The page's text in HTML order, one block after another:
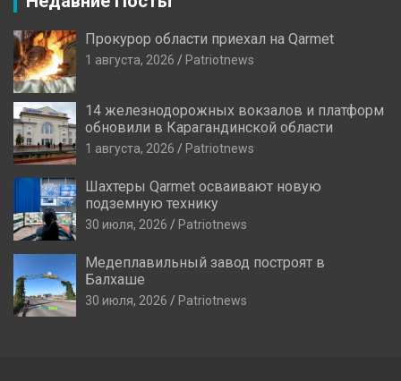
Прокурор области приехал на Qarmet
1 августа, 2026 Patriotnews
14 железнодорожных вокзалов и платформ
обновили в Карагандинской области
1 августа, 2026 Patriotnews
Шахтеры Qarmet осваивают новую
подземную технику
30 июля, 2026 Patriotnews
Медеплавильный завод построят в
Балхаше
30 июля, 2026 Patriotnews